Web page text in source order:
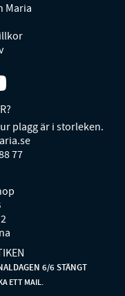
Maria
plagg är i storleken.
77
6/6 STÄNGT
ETT MAIL.